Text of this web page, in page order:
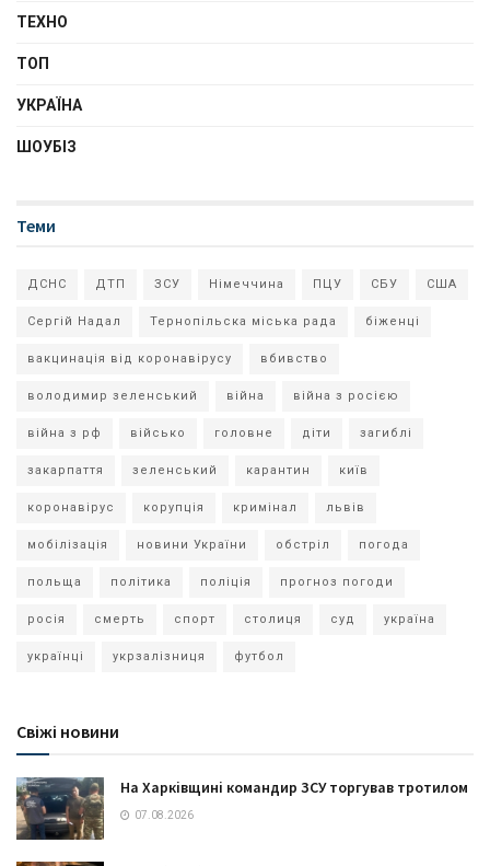
ТЕХНО
ТОП
УКРАЇНА
ШОУБІЗ
Теми
ДСНС ДТП ЗСУ Німеччина ПЦУ СБУ США
Сергій Надал Тернопільска міська рада біженці
вакцинація від коронавірусу вбивство
володимир зеленський війна війна з росією
війна з рф військо головне діти загиблі
закарпаття зеленський карантин київ
коронавірус корупція кримінал львів
мобілізація новини України обстріл погода
польща політика поліція прогноз погоди
росія смерть спорт столиця суд україна
українці укрзалізниця футбол
Свіжі новини
На Харківщині командир ЗСУ торгував тротилом
07.08.2026